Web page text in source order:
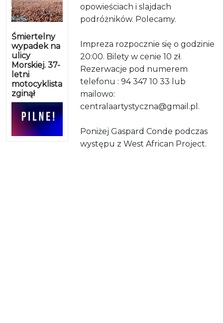
Śmiertelny
wypadek na
ulicy
Morskiej. 37-
letni
motocyklista
zginął
opowieściach i slajdach
podróżników. Polecamy.
Impreza rozpocznie się o godzinie
20:00. Bilety w cenie 10 zł.
Rezerwacje pod numerem
telefonu : 94 347 10 33 lub
mailowo:
centralaartystyczna@gmail.pl.
Poniżej Gaspard Conde podczas
występu z West African Project.